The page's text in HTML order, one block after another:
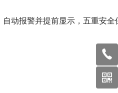
自动报警并提前显示，五重安全